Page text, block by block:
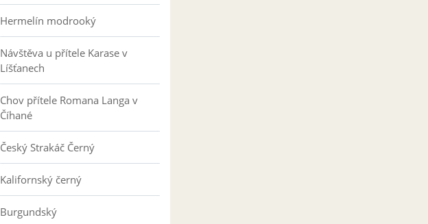
Hermelín modrooký
Návštěva u přítele Karase v
Líšťanech
Chov přítele Romana Langa v
Číhané
Český Strakáč Černý
Kalifornský černý
Burgundský